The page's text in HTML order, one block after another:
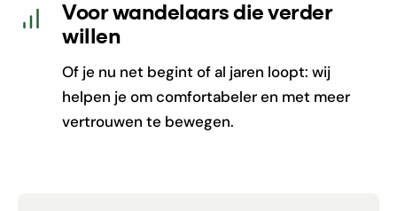
Voor wandelaars die verder
willen
Of je nu net begint of al jaren loopt: wij
helpen je om comfortabeler en met meer
vertrouwen te bewegen.